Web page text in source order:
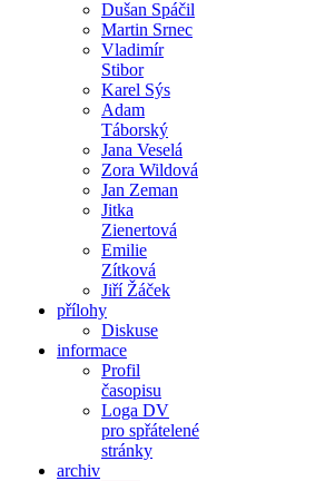
Dušan Spáčil
Martin Srnec
Vladimír
Stibor
Karel Sýs
Adam
Táborský
Jana Veselá
Zora Wildová
Jan Zeman
Jitka
Zienertová
Emilie
Zítková
Jiří Žáček
přílohy
Diskuse
informace
Profil
časopisu
Loga DV
pro spřátelené
stránky
archiv